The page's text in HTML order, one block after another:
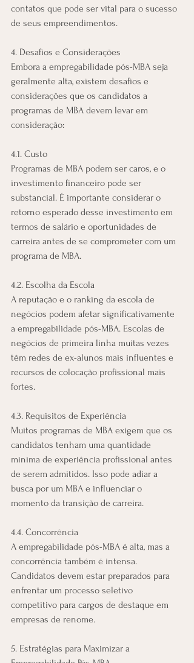
contatos que pode ser vital para o sucesso
de seus empreendimentos.
4. Desafios e Considerações
Embora a empregabilidade pós-MBA seja
geralmente alta, existem desafios e
considerações que os candidatos a
programas de MBA devem levar em
consideração:
4.1. Custo
Programas de MBA podem ser caros, e o
investimento financeiro pode ser
substancial. É importante considerar o
retorno esperado desse investimento em
termos de salário e oportunidades de
carreira antes de se comprometer com um
programa de MBA.
4.2. Escolha da Escola
A reputação e o ranking da escola de
negócios podem afetar significativamente
a empregabilidade pós-MBA. Escolas de
negócios de primeira linha muitas vezes
têm redes de ex-alunos mais influentes e
recursos de colocação profissional mais
fortes.
4.3. Requisitos de Experiência
Muitos programas de MBA exigem que os
candidatos tenham uma quantidade
mínima de experiência profissional antes
de serem admitidos. Isso pode adiar a
busca por um MBA e influenciar o
momento da transição de carreira.
4.4. Concorrência
A empregabilidade pós-MBA é alta, mas a
concorrência também é intensa.
Candidatos devem estar preparados para
enfrentar um processo seletivo
competitivo para cargos de destaque em
empresas de renome.
5. Estratégias para Maximizar a